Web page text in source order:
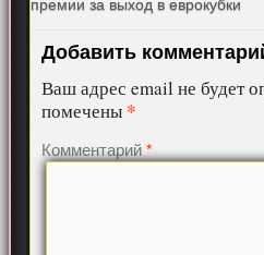
Добавить
Ваш адрес email не будет
помечены *
Комментарий*